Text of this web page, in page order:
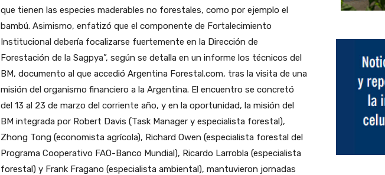
que tienen las especies maderables no forestales, como por ejemplo el
bambú. Asimismo, enfatizó que el componente de Fortalecimiento
Institucional debería focalizarse fuertemente en la Dirección de
Forestación de la Sagpya”, según se detalla en un informe los técnicos del
BM, documento al que accedió Argentina Forestal.com, tras la visita de una
misión del organismo financiero a la Argentina. El encuentro se concretó
del 13 al 23 de marzo del corriente año, y en la oportunidad, la misión del
BM integrada por Robert Davis (Task Manager y especialista forestal),
Zhong Tong (economista agrícola), Richard Owen (especialista forestal del
Programa Cooperativo FAO-Banco Mundial), Ricardo Larrobla (especialista
forestal) y Frank Fragano (especialista ambiental), mantuvieron jornadas